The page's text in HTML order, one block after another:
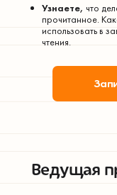
Узнаете, что
прочитанное.
использовать в
чтения.
Ведущая